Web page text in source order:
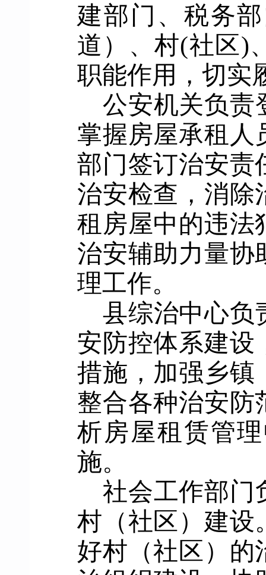
建部门 、税务
道）、村(社区)
职能作用，切实
公安机关负责
掌握房屋承租人
部门签订治安责
治安检查，消除
租房屋中的违法
治安辅助力量协
理工作。
县综治中心负
安防控体系建设
措施 ， 加强乡镇
整合各种治安防
析房屋租赁管
施。
社会工作部门
村（社区） 建设
好村（社区） 的